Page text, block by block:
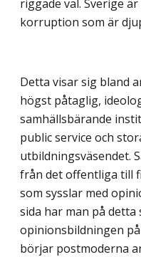
riggade val. Sverige
korruption som är
Detta visar sig bland
högst påtaglig,
samhällsbärande
public service och
utbildningsväsendet.
från det offentliga till
som sysslar med
sida har man på
opinionsbildningen
börjar postmoderna